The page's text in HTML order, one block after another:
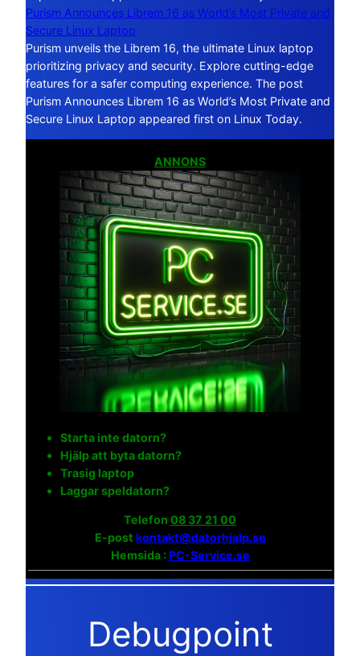
Purism Announces Librem 16 as World’s Most Private and
Secure Linux Laptop
Purism unveils the Librem 16, the ultimate Linux laptop
prioritizing privacy and security. Explore cutting-edge
features for a safer computing experience. The post
Purism Announces Librem 16 as World’s Most Private and
Secure Linux Laptop appeared first on Linux Today.
ANNONS
Starta inte datorn?
Hjälp att byta datorn?
Trasig laptop
Laggar speldatorn?
Telefon 08 37 21 00
E-post kontakt@datorhjalp.se
Hemsida :PC-Service.se
Debugpoint